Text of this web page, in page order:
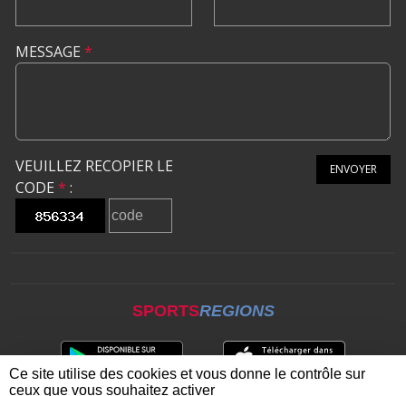
MESSAGE *
VEUILLEZ RECOPIER LE
CODE * :
ENVOYER
SPORTSREGIONS
Ce site utilise des cookies et vous donne le contrôle sur
ceux que vous souhaitez activer